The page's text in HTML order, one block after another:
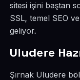
sitesi işini baştan
SSL, temel SEO
geliyor.
Uludere
Şırnak Uludere